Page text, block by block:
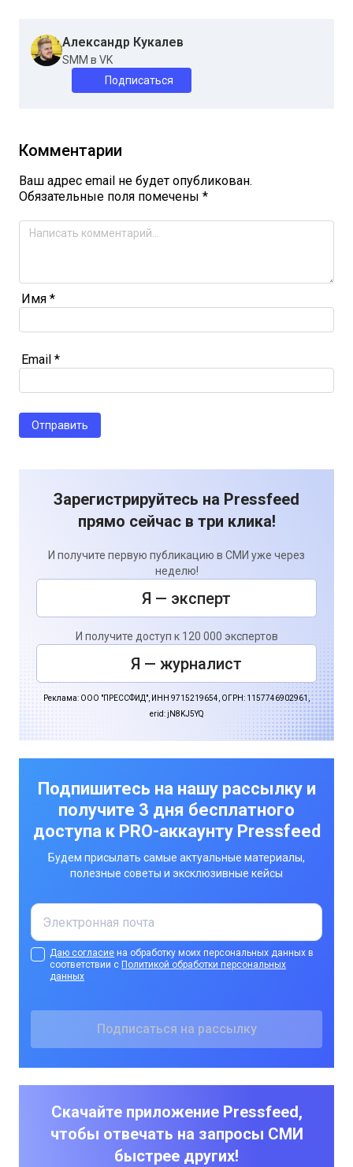
Александр Кукалев
SMM в VK
Подписаться
Комментарии
Ваш адрес email не будет опубликован.
Обязательные поля помечены *
Имя *
Email *
Зарегистрируйтесь на Pressfeed
прямо сейчас в три клика!
И получите первую публикацию в СМИ уже через
неделю!
Я — эксперт
И получите доступ к 120 000 экспертов
Я — журналист
Реклама: ООО "ПРЕССФИД", ИНН 9715219654, ОГРН: 1157746902961,
erid: jN8KJ5YQ
Подпишитесь на нашу рассылку и
получите 3 дня бесплатного
доступа к PRO-аккаунту Pressfeed
Будем присылать самые актуальные материалы,
полезные советы и эксклюзивные кейсы
Даю согласие на обработку моих персональных данных в
соответствии с Политикой обработки персональных
данных
Скачайте приложение Pressfeed,
чтобы отвечать на запросы СМИ
быстрее других!